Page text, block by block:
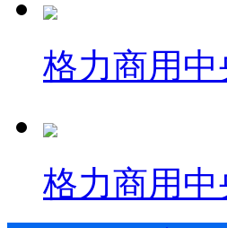
格力商用中
格力商用